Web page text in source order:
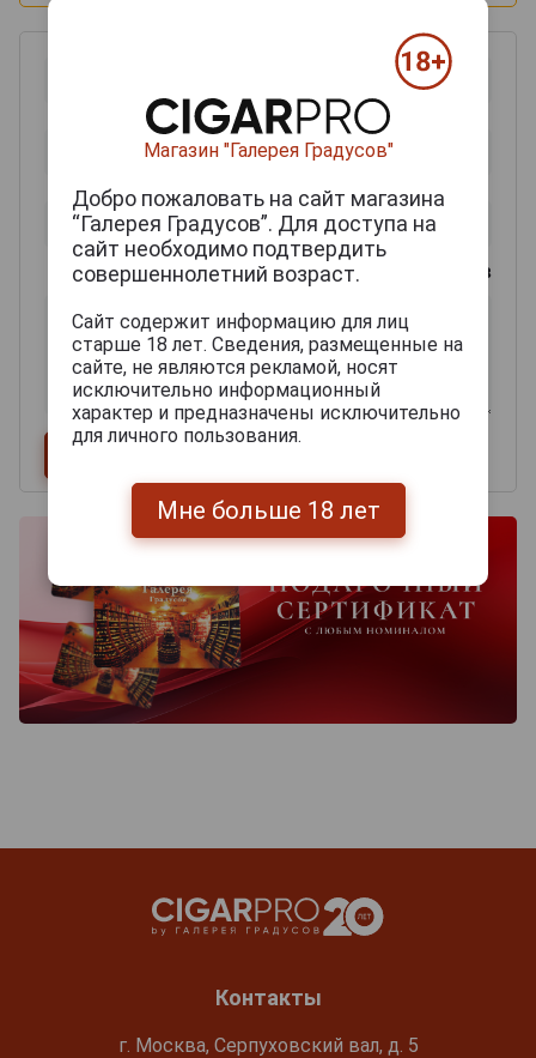
0из 2000 знаков
Контакты
г. Москва, Серпуховский вал, д. 5
Магазин "Галерея Градусов"
Добро пожаловать на сайт магазина
“Галерея Градусов”. Для доступа на
сайт необходимо подтвердить
совершеннолетний возраст.
Сайт содержит информацию для лиц
старше 18 лет. Сведения, размещенные на
сайте, не являются рекламой, носят
исключительно информационный
характер и предназначены исключительно
для личного пользования.
Мне больше 18 лет